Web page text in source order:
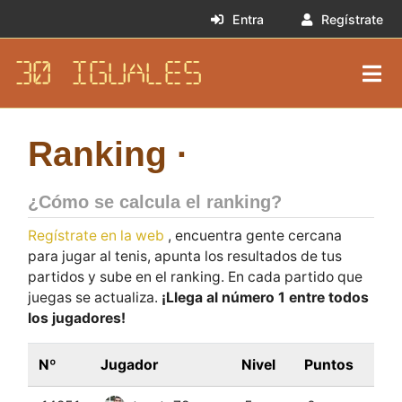
Entra Regístrate
30 IGUALES
Ranking ·
¿Cómo se calcula el ranking?
Regístrate en la web , encuentra gente cercana
para jugar al tenis, apunta los resultados de tus
partidos y sube en el ranking. En cada partido que
juegas se actualiza. ¡Llega al número 1 entre todos
los jugadores!
Nº Jugador Nivel Puntos